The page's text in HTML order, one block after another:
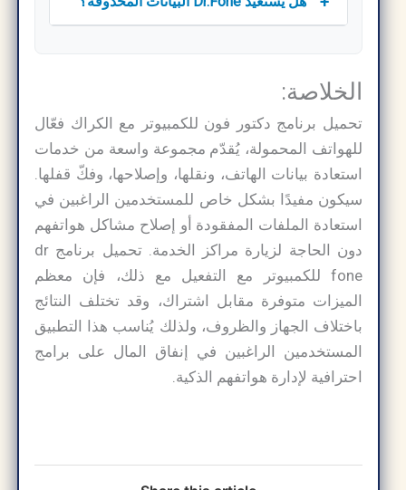
الخلاصة:
تحميل برنامج دكتور فون للكمبيوتر مع الكراك فعّال
للهواتف المحمولة، يُقدّم مجموعة واسعة من خدمات
استعادة بيانات الهاتف، ونقلها، وإصلاحها، وفكّ قفلها.
سيكون مفيدًا بشكل خاص للمستخدمين الراغبين في
استعادة الملفات المفقودة أو إصلاح مشاكل هواتفهم
دون الحاجة لزيارة مراكز الخدمة. تحميل برنامج dr
fone للكمبيوتر مع التفعيل مع ذلك، فإن معظم
الميزات متوفرة مقابل اشتراك، وقد تختلف النتائج
باختلاف الجهاز والظروف، ولذلك يُناسب هذا التطبيق
المستخدمين الراغبين في إنفاق المال على برامج
احترافية لإدارة هواتفهم الذكية.